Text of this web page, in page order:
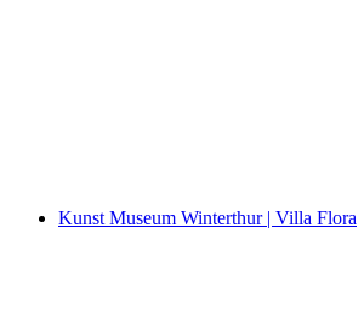
Kunst Museum Winterthur | Villa Flora